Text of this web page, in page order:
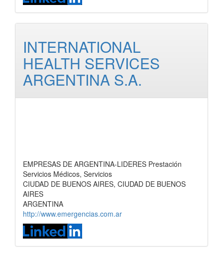
INTERNATIONAL
HEALTH SERVICES
ARGENTINA S.A.
EMPRESAS DE ARGENTINA-LIDERES Prestación
Servicios Médicos, Servicios
CIUDAD DE BUENOS AIRES, CIUDAD DE BUENOS
AIRES
ARGENTINA
http://www.emergencias.com.ar